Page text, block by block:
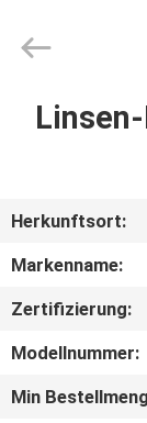
HAUS
ÜBER
UNS
FABRIK-
AUSFLUG
Ltd..
Herkunftsort:
Markenname:
Zertifizierung:
Modellnummer:
Min